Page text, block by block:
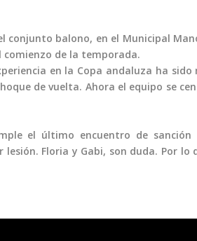
conjunto balono, en el Municipal
comienzo de la temporada.
en la Copa andaluza ha
de vuelta. Ahora el equipo se
el último encuentro de
Floria y Gabi, son duda. Por lo